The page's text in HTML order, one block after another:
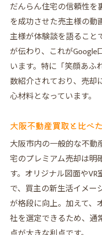
だんらん住宅の信頼性を
を成功させた売主様の動
主様が体験談を語ること
が伝わり、これが
います。特に「笑顔あふ
数紹介されており、売却
心材料となっています。
大阪不動産買取と比べ
大阪市内の一般的な不動
宅のプレミアム売却は明
す。オリジナル図面や
で、買主の新生活イメー
が格段に向上。加えて、
社を選定できるため、通